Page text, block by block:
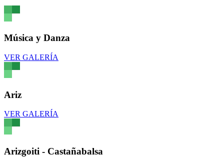
Música y Danza
VER GALERÍA
Ariz
VER GALERÍA
Arizgoiti - Castañabalsa